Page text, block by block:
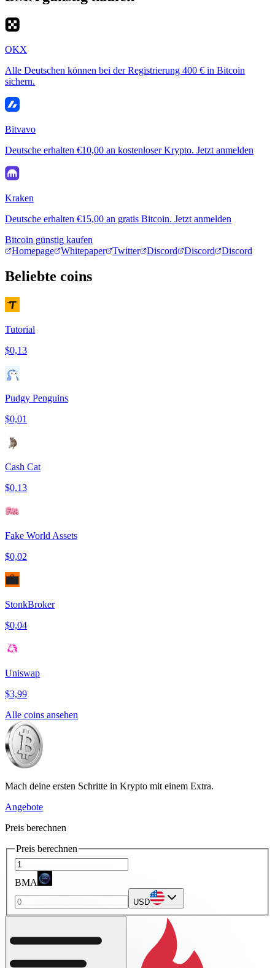
OKX
Alle Deutschen können bei der Registrierung 400 € in Bitcoin
sichern.
Bitvavo
Deutsche erhalten €10,00 an kostenloser Krypto. Jetzt anmelden
Kraken
Deutsche erhalten €15,00 an gratis Bitcoin. Jetzt anmelden
Bitcoin günstig kaufen
Homepage
Whitepaper Twitter Discord Discord Discord
Beliebte coins
Tutorial
$0,13
Pudgy Penguins
$0,01
Cash Cat
$0,13
Fake World Assets
$0,02
StonkBroker
$0,04
Uniswap
$3,99
Alle coins ansehen
Mach deine ersten Schritte in Krypto mit einem Extra.
Angebote
Preis berechnen
Preis berechnen
BMA
USD